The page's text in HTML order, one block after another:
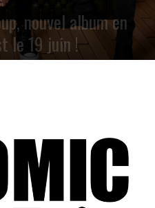
nouvel album en
le 19 juin !